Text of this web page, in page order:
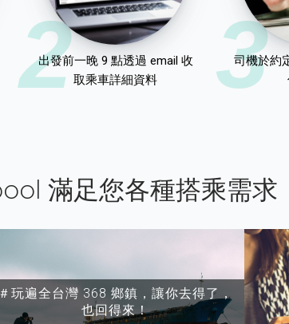
2
出發前一晚 9 點透過 email 收
取乘車詳細資料
3
司機於約
滿足您各種搭乘需求
＃玩遍全台灣 368 鄉鎮，讓你去得了，
也回得來！